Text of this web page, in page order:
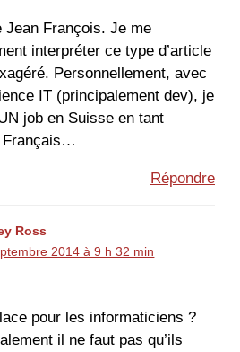
Jean François. Je me
interpréter ce type d’article
Personnellement, avec
IT (principalement dev), je
job en Suisse en tant
Français…
Répondre
Ross
2014 à 9 h 32 min
pour les informaticiens ?
il ne faut pas qu’ils